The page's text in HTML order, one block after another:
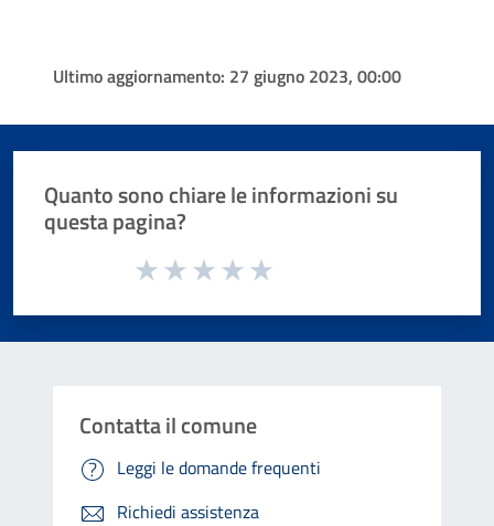
Ultimo aggiornamento: 27 giugno 2023, 00:00
Quanto sono chiare le informazioni su
questa pagina?
Valuta da 1 a 5 stelle la pagina
Contatta il comune
Leggi le domande frequenti
Richiedi assistenza